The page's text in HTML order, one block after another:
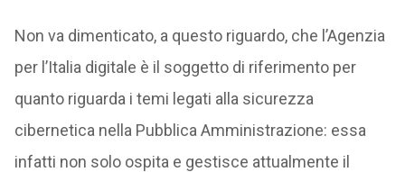
Non va dimenticato, a questo riguardo, che l’Agenzia
per l’Italia digitale è il soggetto di riferimento per
quanto riguarda i temi legati alla sicurezza
cibernetica nella Pubblica Amministrazione: essa
infatti non solo ospita e gestisce attualmente il